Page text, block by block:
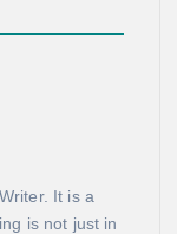
It is a
is not just in